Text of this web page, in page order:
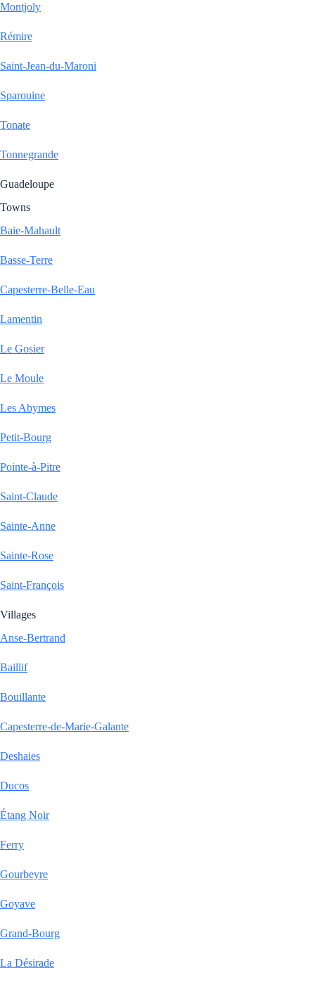
Montjoly
Rémire
Saint-Jean-du-Maroni
Sparouine
Tonate
Tonnegrande
Guadeloupe
Towns
Baie-Mahault
Basse-Terre
Capesterre-Belle-Eau
Lamentin
Le Gosier
Le Moule
Les Abymes
Petit-Bourg
Pointe-à-Pitre
Saint-Claude
Sainte-Anne
Sainte-Rose
Saint-François
Villages
Anse-Bertrand
Baillif
Bouillante
Capesterre-de-Marie-Galante
Deshaies
Ducos
Étang Noir
Ferry
Gourbeyre
Goyave
Grand-Bourg
La Désirade